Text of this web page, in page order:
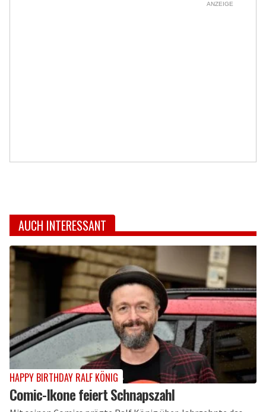
ANZEIGE
AUCH INTERESSANT
HAPPY BIRTHDAY RALF KÖNIG
Comic-Ikone feiert Schnapszahl